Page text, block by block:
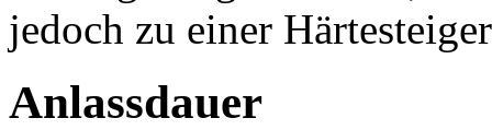
jedoch zu einer
Anlassdauer